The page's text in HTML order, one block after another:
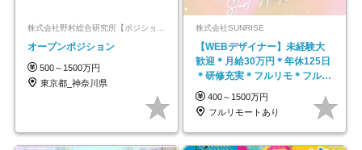
オープンポジション
500～1500万円
東京都_神奈川県
株式会社SUNRISE
【WEBデザイナー】未経験大
歓迎＊月給30万円＊年休125日
＊研修充実＊フルリモ＊フルフ
レックス＊
400～1500万円
フルリモートあり